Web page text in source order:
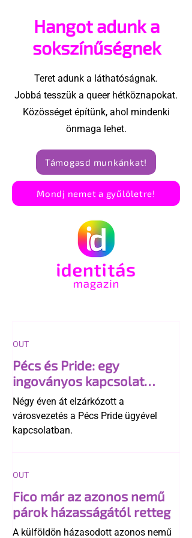
ünnepségnek nevezni
az eseményt- a BBC
ezért törölte vele az
interjút
Hangot adunk a
sokszínűségnek
Teret adunk a láthatóságnak.
Jobbá tesszük a queer hétköznapokat.
Közösséget építünk, ahol mindenki
önmaga lehet.
Támogasd munkánkat!
Mondj nemet a gyűlöletre!
Pécs és Pride: egy
ingoványos kapcsolat
története
Négy éven át elzárkózott a
városvezetés a Pécs Pride ügyével
kapcsolatban.
OUT
Fico már az azonos nemű
párok házasságától retteg
A külföldön házasodott azonos nemű
OUT